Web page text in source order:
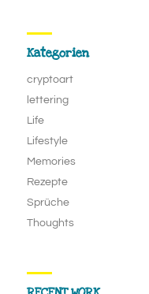
Kategorien
cryptoart
lettering
Life
Lifestyle
Memories
Rezepte
Sprüche
Thoughts